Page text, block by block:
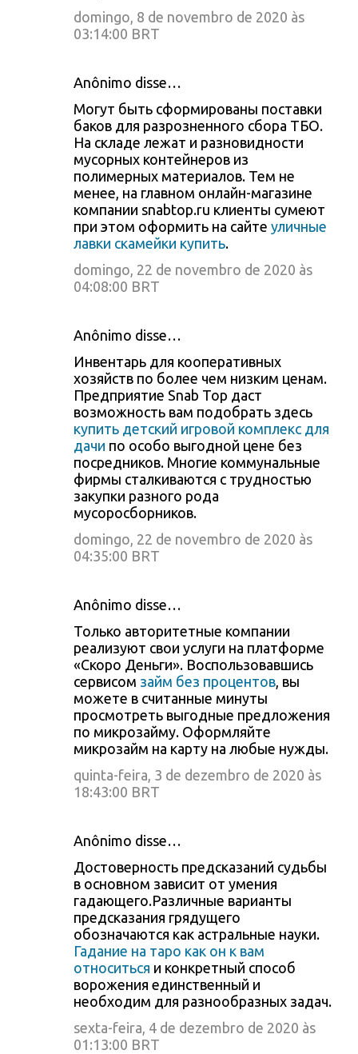
domingo, 8 de novembro de 2020 às
03:14:00 BRT
Anônimo disse…
Могут быть сформированы поставки
баков для разрозненного сбора ТБО.
На складе лежат и разновидности
мусорных контейнеров из
полимерных материалов. Тем не
менее, на главном онлайн-магазине
компании snabtop.ru клиенты сумеют
при этом оформить на сайте уличные
лавки скамейки купить.
domingo, 22 de novembro de 2020 às
04:08:00 BRT
Anônimo disse…
Инвентарь для кооперативных
хозяйств по более чем низким ценам.
Предприятие Snab Top даст
возможность вам подобрать здесь
купить детский игровой комплекс для
дачи по особо выгодной цене без
посредников. Многие коммунальные
фирмы сталкиваются с трудностью
закупки разного рода
мусоросборников.
domingo, 22 de novembro de 2020 às
04:35:00 BRT
Anônimo disse…
Только авторитетные компании
реализуют свои услуги на платформе
«Скоро Деньги». Воспользовавшись
сервисом займ без процентов, вы
можете в считанные минуты
просмотреть выгодные предложения
по микрозайму. Оформляйте
микрозайм на карту на любые нужды.
quinta-feira, 3 de dezembro de 2020 às
18:43:00 BRT
Anônimo disse…
Достоверность предсказаний судьбы
в основном зависит от умения
гадающего.Различные варианты
предсказания грядущего
обозначаются как астральные науки.
Гадание на таро как он к вам
относиться и конкретный способ
ворожения единственный и
необходим для разнообразных задач.
sexta-feira, 4 de dezembro de 2020 às
01:13:00 BRT